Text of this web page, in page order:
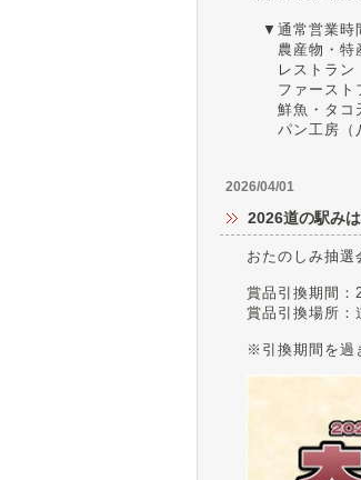
▼通常営業時
農産物・特産
レストラン（
ファーストフ
鮮魚・タコ天
パン工房（八
2026/04/01
2026道の駅み
おたのしみ抽
賞品引換期間：
賞品引換場所：
※引換期間を過